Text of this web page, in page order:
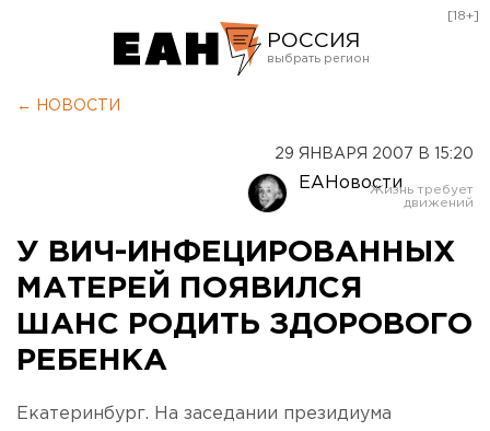
РОССИЯ
Оренбург
[18+]
← НОВОСТИ
29 ЯНВАРЯ 2007 В 15:20
ЕАНовости
У ВИЧ-ИНФЕЦИРОВАННЫХ
МАТЕРЕЙ ПОЯВИЛСЯ
ШАНС РОДИТЬ ЗДОРОВОГО
РЕБЕНКА
Екатеринбург. На заседании президиума